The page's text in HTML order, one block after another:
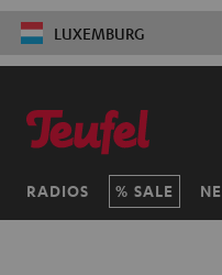
LUXEMBURG
RADIOS SALE